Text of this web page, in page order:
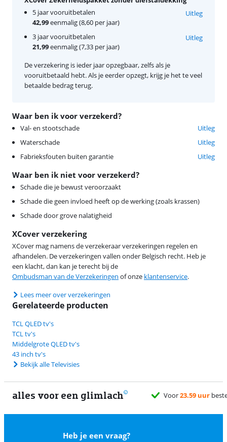
Waar ben ik voor verzekerd?
Val- en stootschade
Uitleg
Waterschade
Uitleg
Fabrieksfouten buiten garantie
Uitleg
Waar ben ik niet voor verzekerd?
Schade die je bewust veroorzaakt
Schade die geen invloed heeft op de werking (zoals krassen)
Schade door grove nalatigheid
XCover verzekering
XCover mag namens de verzekeraar verzekeringen regelen en
afhandelen. De verzekeringen vallen onder Belgisch recht. Heb je
een klacht, dan kan je terecht bij de
Ombudsman van de Verzekeringen of onze klantenservice.
Lees meer over verzekeringen
5 jaar vooruitbetalen
42,99eenmalig (8,60 per jaar)
Uitleg
3 jaar vooruitbetalen
21,99eenmalig (7,33 per jaar)
Uitleg
De verzekering is ieder jaar opzegbaar, zelfs als je
vooruitbetaald hebt. Als je eerder opzegt, krijg je het te veel
betaalde bedrag terug.
Gerelateerde producten
TCL QLED tv's
TCL tv's
Middelgrote QLED tv's
43 inch tv's
Bekijk alle Televisies
alles voor een glimlach
Heb je een vraag?